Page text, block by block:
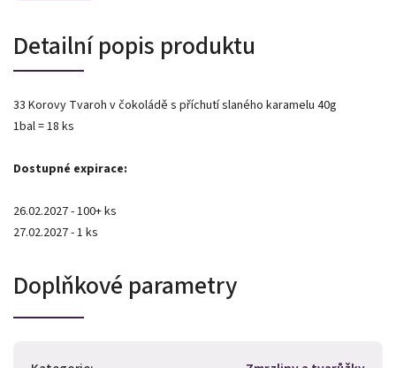
Detailní popis produktu
33 Korovy Tvaroh v čokoládě s příchutí slaného karamelu 40g
1bal = 18 ks
Dostupné expirace:
26.02.2027 - 100+ ks
27.02.2027 - 1 ks
Doplňkové parametry